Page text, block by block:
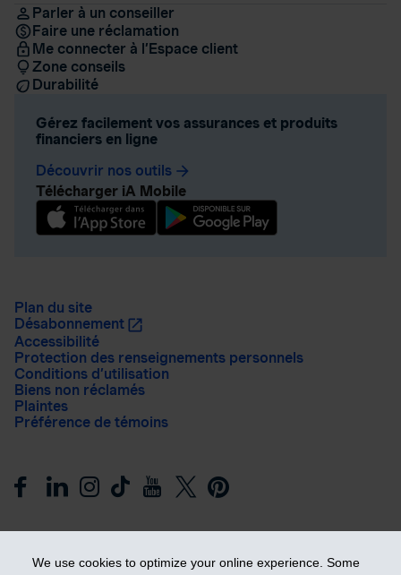
We use cookies to optimize your online experience. Some
Parler à un conseiller
Faire une réclamation
Me connecter à l’Espace client
Zone conseils
Durabilité
Gérez facilement vos assurances et produits
financiers en ligne
Découvrir nos outils arrow_forward
Télécharger iA Mobile
Plan du site
Désabonnement
Accessibilité
Protection des renseignements personnels
Conditions d’utilisation
Biens non réclamés
Plaintes
Préférence de témoins